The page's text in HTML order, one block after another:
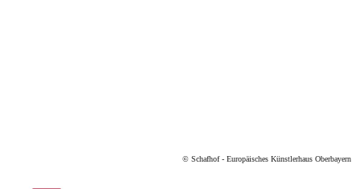
© Schafhof - Europäisches Künstlerhaus Oberbayern